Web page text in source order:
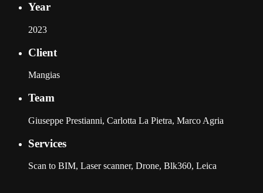
Year
2023
Client
Mangias
Team
Giuseppe Prestianni, Carlotta La Pietra, Marco Agria
Services
Scan to BIM, Laser scanner, Drone, Blk360, Leica